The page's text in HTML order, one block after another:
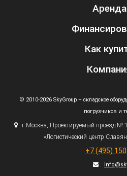
Аренда
Как
© 2010-2026 SkyGroup – складское
погрузчиков и
г.Москва, Проектируемый проезд №
«Логистический центр
+7 (495)